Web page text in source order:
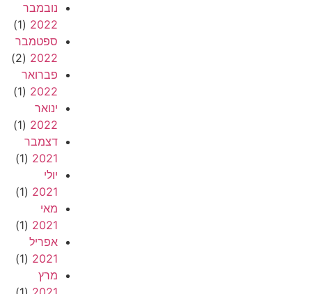
נובמבר
2022
(1)
ספטמבר
2022
(2)
פברואר
2022
(1)
ינואר
2022
(1)
דצמבר
2021
(1)
יולי
2021
(1)
מאי
2021
(1)
אפריל
2021
(1)
מרץ